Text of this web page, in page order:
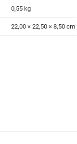
0,55 kg
22,00 × 22,50 × 8,50 cm